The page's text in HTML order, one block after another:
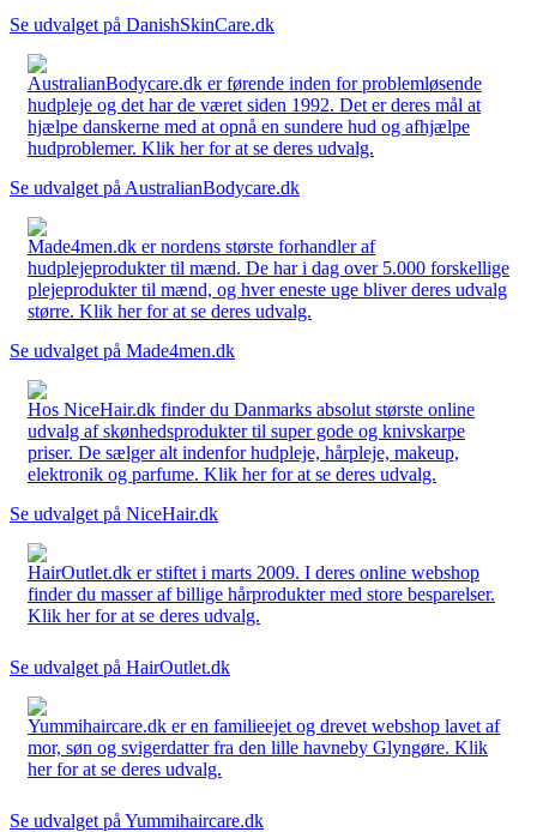
Se udvalget på DanishSkinCare.dk
AustralianBodycare.dk er førende inden for problemløsende
hudpleje og det har de været siden 1992. Det er deres mål at
hjælpe danskerne med at opnå en sundere hud og afhjælpe
hudproblemer. Klik her for at se deres udvalg.
Se udvalget på AustralianBodycare.dk
Made4men.dk er nordens største forhandler af
hudplejeprodukter til mænd. De har i dag over 5.000 forskellige
plejeprodukter til mænd, og hver eneste uge bliver deres udvalg
større. Klik her for at se deres udvalg.
Se udvalget på Made4men.dk
Hos NiceHair.dk finder du Danmarks absolut største online
udvalg af skønhedsprodukter til super gode og knivskarpe
priser. De sælger alt indenfor hudpleje, hårpleje, makeup,
elektronik og parfume. Klik her for at se deres udvalg.
Se udvalget på NiceHair.dk
HairOutlet.dk er stiftet i marts 2009. I deres online webshop
finder du masser af billige hårprodukter med store besparelser.
Klik her for at se deres udvalg.
Se udvalget på HairOutlet.dk
Yummihaircare.dk er en familieejet og drevet webshop lavet af
mor, søn og svigerdatter fra den lille havneby Glyngøre. Klik
her for at se deres udvalg.
Se udvalget på Yummihaircare.dk